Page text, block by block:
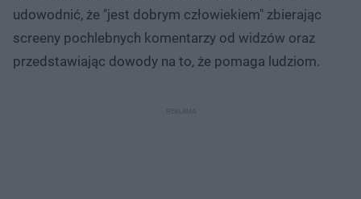
udowodnić, że "jest dobrym człowiekiem" zbierając
screeny pochlebnych komentarzy od widzów oraz
przedstawiając dowody na to, że pomaga ludziom.